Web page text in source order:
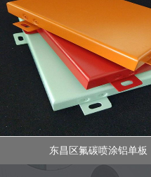
东昌区氟碳喷涂铝单板